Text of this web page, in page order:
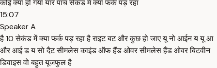
कोई क्या हो गया यार पाच सेकंड में क्या फर्क पड़ रहा
15:07
Speaker A
है 10 सेकंड में क्या फर्क पड़ रहा है राइट बट और कुछ हो जाए यू नो आईन य यू आ
और आई ड य सो दैट सीमलेस काइंड ऑफ हैंड ओवर सीमलेस हैंड ओवर बिटवीन
डिवाइस वो बहुत यूजफुल है